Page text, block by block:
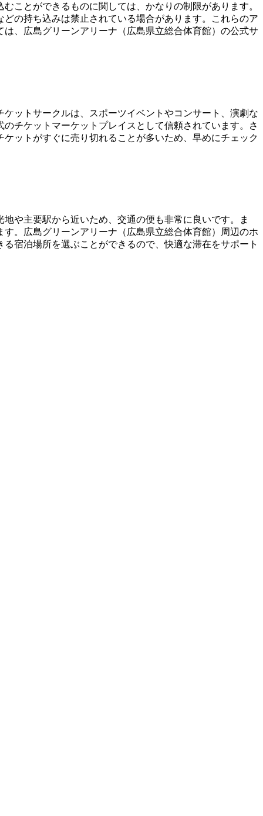
ことができるものに関しては、かなりの制限があります。
の持ち込みは禁止されている場合があります。これらのア
、広島グリーンアリーナ（広島県立総合体育館）の公式サ
ットサークルは、スポーツイベントやコンサート、演劇な
チケットマーケットプレイスとして信頼されています。さ
ットがすぐに売り切れることが多いため、早めにチェック
や主要駅から近いため、交通の便も非常に良いです。ま
。広島グリーンアリーナ（広島県立総合体育館）周辺のホ
宿泊場所を選ぶことができるので、快適な滞在をサポート